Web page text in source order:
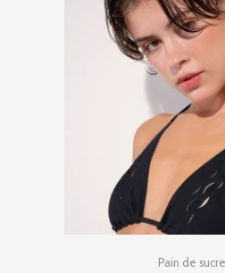
Pain de sucre